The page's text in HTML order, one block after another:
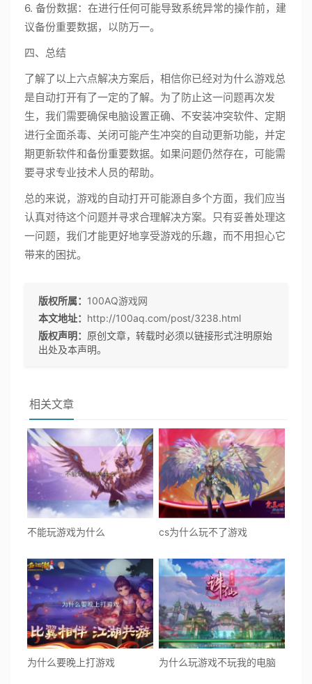
6. 备份数据：在进行任何可能导致系统异常的操作前，建
议备份重要数据，以防万一。
四、总结
了解了以上六点解决方案后，相信你已经对为什么游戏总
是自动打开有了一定的了解。为了防止这一问题再次发
生，我们需要确保电脑设置正确、不安装冲突软件、定期
进行全面杀毒、关闭可能产生冲突的自动更新功能，并定
期更新软件和备份重要数据。如果问题仍然存在，可能需
要寻求专业技术人员的帮助。
总的来说，游戏的自动打开可能源自多个方面，我们应当
认真对待这个问题并寻求合理解决方案。只有妥善处理这
一问题，我们才能更好地享受游戏的乐趣，而不用担心它
带来的困扰。
版权所属： 100AQ游戏网
本文地址： http://100aq.com/post/3238.html
版权声明： 原创文章，转载时必须以链接形式注明原始
出处及本声明。
相关文章
不能玩游戏为什么 cs为什么玩不了游戏
为什么要晚上打游戏 为什么玩游戏不玩我的电脑